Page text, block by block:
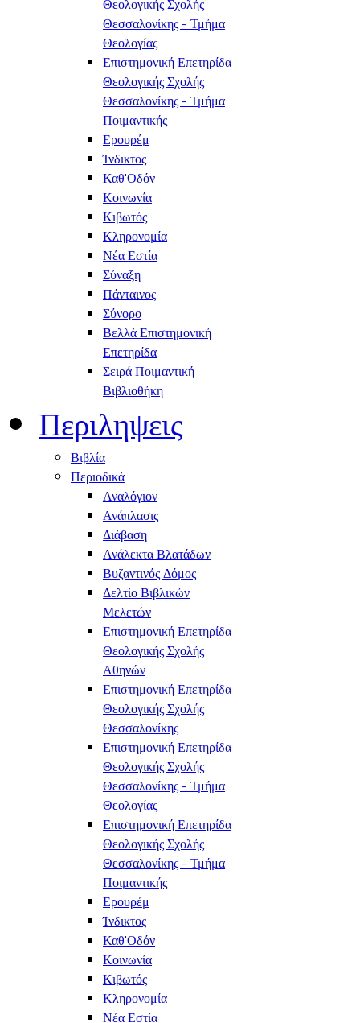
Θεολογικής Σχολής
Θεσσαλονίκης - Τμήμα
Θεολογίας
Επιστημονική Επετηρίδα
Θεολογικής Σχολής
Θεσσαλονίκης - Τμήμα
Ποιμαντικής
Ερουρέμ
Ίνδικτος
Καθ'Οδόν
Κοινωνία
Κιβωτός
Κληρονομία
Νέα Εστία
Σύναξη
Πάνταινος
Σύνορο
Βελλά Επιστημονική
Επετηρίδα
Σειρά Ποιμαντική
Βιβλιοθήκη
Περιληψεις
Βιβλία
Περιοδικά
Αναλόγιον
Ανάπλασις
Διάβαση
Ανάλεκτα Βλατάδων
Βυζαντινός Δόμος
Δελτίο Βιβλικών
Μελετών
Επιστημονική Επετηρίδα
Θεολογικής Σχολής
Αθηνών
Επιστημονική Επετηρίδα
Θεολογικής Σχολής
Θεσσαλονίκης
Επιστημονική Επετηρίδα
Θεολογικής Σχολής
Θεσσαλονίκης - Τμήμα
Θεολογίας
Επιστημονική Επετηρίδα
Θεολογικής Σχολής
Θεσσαλονίκης - Τμήμα
Ποιμαντικής
Ερουρέμ
Ίνδικτος
Καθ'Οδόν
Κοινωνία
Κιβωτός
Κληρονομία
Νέα Εστία